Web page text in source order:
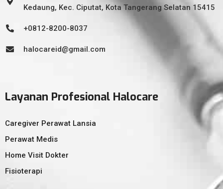
Kedaung, Kec. Ciputat, Kota Tangerang Selatan 15415
+0812-8200-8037
halocareid@gmail.com
Layanan Profesional Halocare
Caregiver Perawat Lansia
Perawat Medis
Home Visit Dokter
Fisioterapi